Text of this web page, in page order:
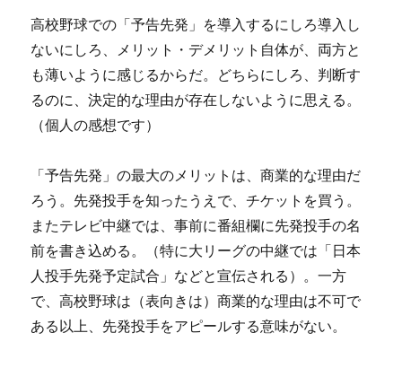
高校野球での「予告先発」を導入するにしろ導入し
ないにしろ、メリット・デメリット自体が、両方と
も薄いように感じるからだ。どちらにしろ、判断す
るのに、決定的な理由が存在しないように思える。
（個人の感想です）
「予告先発」の最大のメリットは、商業的な理由だ
ろう。先発投手を知ったうえで、チケットを買う。
またテレビ中継では、事前に番組欄に先発投手の名
前を書き込める。（特に大リーグの中継では「日本
人投手先発予定試合」などと宣伝される）。一方
で、高校野球は（表向きは）商業的な理由は不可で
ある以上、先発投手をアピールする意味がない。